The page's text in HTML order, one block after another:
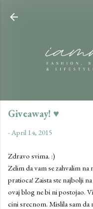
Giveaway! ♥
-April 14, 2015
Zdravo svima. :)
Zelim da vam se zahvalim
pratioca! Zaista ste najbolji
ovaj blog ne bi ni postojao.
cini srecnom. Mislila sam da